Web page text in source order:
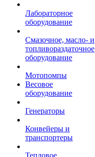
Лабораторное
оборудование
Смазочное, масло- и
топливораздаточное
оборудование
Мотопомпы
Весовое
оборудование
Генераторы
Конвейеры и
транспортеры
Тепловое